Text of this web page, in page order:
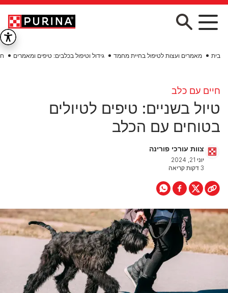
Skip to main content
בית מאמרים ועצות לטיפול בחיית מחמד גידול וטיפול בכלבים: טיפים ומאמרים
חיים עם כלב
טיול בשניים: טיפים לטיולים
בטוחים עם הכלב
צוות עורכי פורינה
יוני 21, 2024
3 דקות קריאה